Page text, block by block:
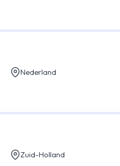
Nederland
Zuid-Holland